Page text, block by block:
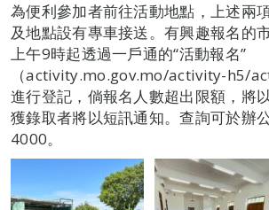
為便利參加者前往活動地點，上述兩
及地點設有專車接送。有興趣報名的
上午9時起透過一戶通的“活動報名”
（activity.mo.gov.mo/activity-h5/
進行登記，倘報名人數超出限額，將
獲錄取者將以短訊通知。查詢可於辦
4000。